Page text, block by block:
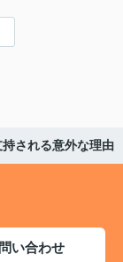
される意外な理由
い合わせ